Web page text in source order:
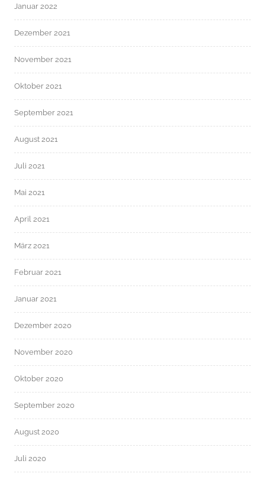
Januar 2022
Dezember 2021
November 2021
Oktober 2021
September 2021
August 2021
Juli 2021
Mai 2021
April 2021
März 2021
Februar 2021
Januar 2021
Dezember 2020
November 2020
Oktober 2020
September 2020
August 2020
Juli 2020